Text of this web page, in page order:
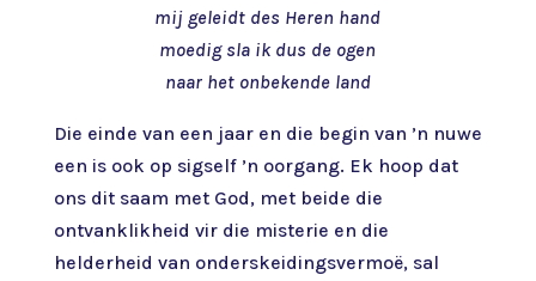
mij geleidt des Heren hand
moedig sla ik dus de ogen
naar het onbekende land
Die einde van een jaar en die begin van ’n nuwe
een is ook op sigself ’n oorgang. Ek hoop dat
ons dit saam met God, met beide die
ontvanklikheid vir die misterie en die
helderheid van onderskeidingsvermoë, sal